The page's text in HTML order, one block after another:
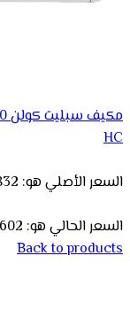
HC
السعر الأصلي هو: 1,832 ر.س.
السعر الحالي هو: 1,602 ر.س.
Back to products